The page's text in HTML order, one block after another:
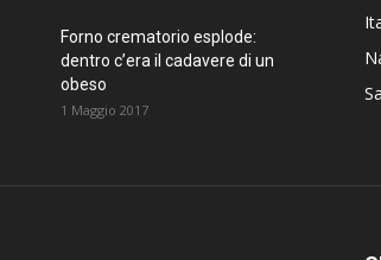
Forno crematorio esplode:
dentro c’era il cadavere di un
obeso
1 Maggio 2017